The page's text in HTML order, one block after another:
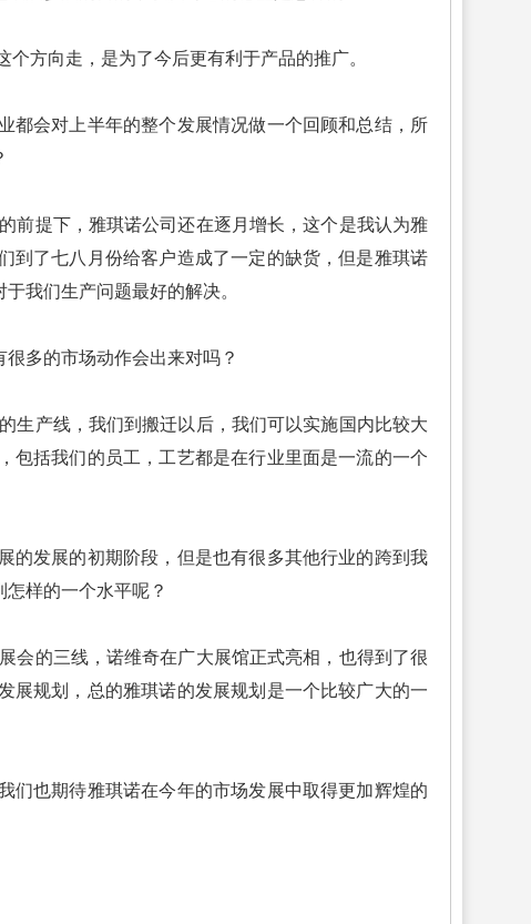
方向走，是为了今后更有利于产品的推广。
会对上半年的整个发展情况做一个回顾和总结，所
提下，雅琪诺公司还在逐月增长，这个是我认为雅
到了七八月份给客户造成了一定的缺货，但是雅琪诺
我们生产问题最好的解决。
多的市场动作会出来对吗？
产线，我们到搬迁以后，我们可以实施国内比较大
包括我们的员工，工艺都是在行业里面是一流的一个
发展的初期阶段，但是也有很多其他行业的跨到我
样的一个水平呢？
的三线，诺维奇在广大展馆正式亮相，也得到了很
展规划，总的雅琪诺的发展规划是一个比较广大的一
也期待雅琪诺在今年的市场发展中取得更加辉煌的